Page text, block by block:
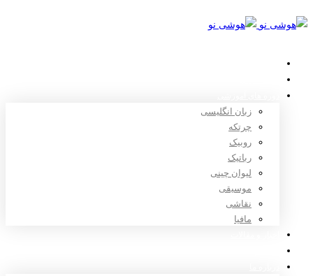
زبان انگلیسی
چرتکه
روبیک
رباتیک
لیوان چینی
موسیقی
نقاشی
مافیا